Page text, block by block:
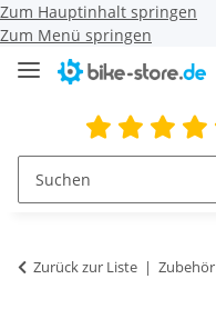
Zum Hauptinhalt springen
Zum Menü springen
Zurück zur Liste Zubehör